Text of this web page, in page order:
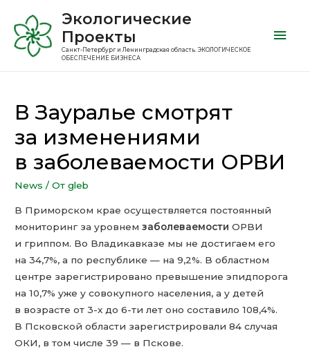
Экологические
Проекты
Санкт-Петербург и Ленинградская область. ЭКОЛОГИЧЕСКОЕ
ОБЕСПЕЧЕНИЕ БИЗНЕСА
В Зауралье смотрят
за изменениями
в заболеваемости ОРВИ
News / От gleb
В Приморском крае осуществляется постоянный
мониторинг за уровнемзаболеваемости ОРВИ
и гриппом. Во Владикавказе мы не достигаем его
на 34,7%, а по республике — на 9,2%. В областном
центре зарегистрировано превышение эпидпорога
на 10,7% уже у совокупного населения, а у детей
в возрасте от 3-х до 6-ти лет оно составило 108,4%.
В Псковской области зарегистрировали 84 случая
ОКИ, в том числе 39 — в Пскове.